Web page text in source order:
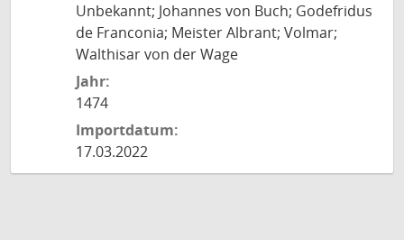
Unbekannt; Johannes von Buch; Godefridus
de Franconia; Meister Albrant; Volmar;
Walthisar von der Wage
Jahr:
1474
Importdatum:
17.03.2022